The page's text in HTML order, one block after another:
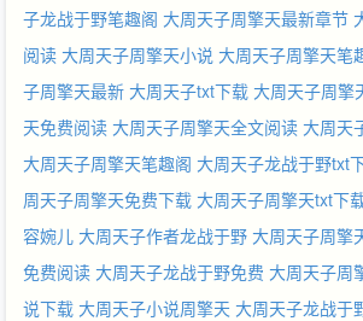
子龙战于野笔趣阁 大周天子周擎天最新章节
阅读 大周天子周擎天小说 大周天子周擎天笔
子周擎天最新 大周天子txt下载 大周天子周擎
天免费阅读 大周天子周擎天全文阅读 大周天
大周天子周擎天笔趣阁 大周天子龙战于野txt
周天子周擎天免费下载 大周天子周擎天txt下
容婉儿 大周天子作者龙战于野 大周天子周擎
免费阅读 大周天子龙战于野免费 大周天子周
说下载 大周天子小说周擎天 大周天子龙战于